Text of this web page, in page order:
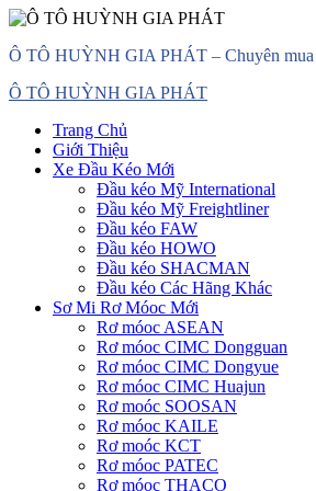
to
Ô TÔ HUỲNH GIA PHÁT – Chuyên mua
Primary
Ô TÔ HUỲNH GIA PHÁT
Trang Chủ
Giới Thiệu
Xe Đầu Kéo Mới
Đầu kéo Mỹ International
Đầu kéo Mỹ Freightliner
Đầu kéo FAW
Đầu kéo HOWO
Đầu kéo SHACMAN
Đầu kéo Các Hãng Khác
Sơ Mi Rơ Móoc Mới
Rơ móoc ASEAN
Rơ móoc CIMC Dongguan
Rơ móoc CIMC Dongyue
Rơ móoc CIMC Huajun
Rơ moóc SOOSAN
Rơ móoc KAILE
Rơ moóc KCT
Rơ móoc PATEC
Rơ móoc THACO